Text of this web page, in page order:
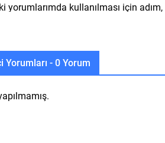
yorumlarımda kullanılması için
Yorumları - 0 Yorum